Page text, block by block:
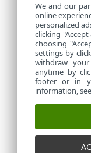
We and our
online
personalized
clicking
choosing
settings by
withdraw
anytime by
footer or in
information,